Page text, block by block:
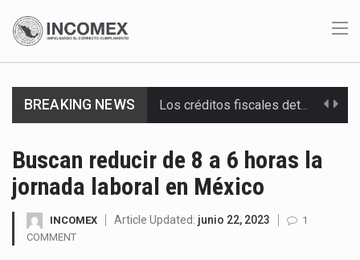
BREAKING NEWS Los créditos fiscales determinados a empresas IMMEX rara vez nacen de una interpretación equivocada de…
El gobierno de Estados Unidos anunciará un arancel del 15 % sobre los productos fabricados…
Buscan reducir de 8 a 6 horas la
jornada laboral en México
INCOMEX Article Updated: junio 22, 2023
1
COMMENT